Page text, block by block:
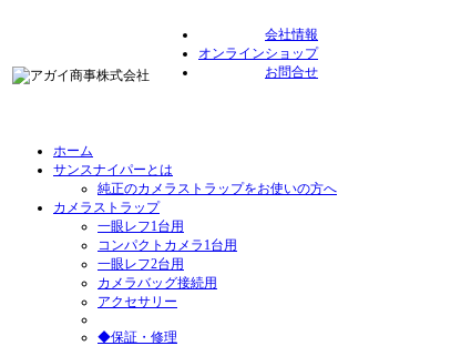
会社情報
オンラインショップ
お問合せ
ホーム
サンスナイパーとは
純正のカメラストラップをお使いの方へ
カメラストラップ
一眼レフ1台用
コンパクトカメラ1台用
一眼レフ2台用
カメラバッグ接続用
アクセサリー
◆保証・修理